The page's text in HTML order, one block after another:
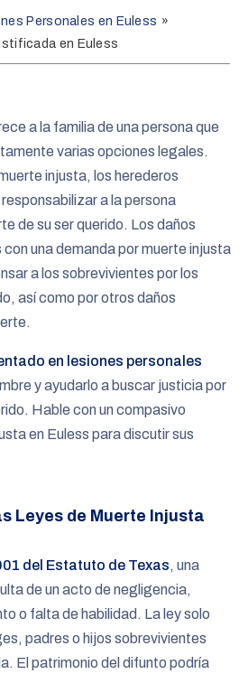
Personales en Euless »
en Euless
a la familia de una persona que
varias opciones legales.
injusta, los herederos
a la persona
de su ser querido. Los daños
una demanda por muerte injusta
a los sobrevivientes por los
así como por otros daños
en lesiones personales
y ayudarlo a buscar justicia por
Hable con un compasivo
en Euless para discutir sus
Leyes de Muerte Injusta
del Estatuto de Texas, una
de un acto de negligencia,
o falta de habilidad. La ley solo
padres o hijos sobrevivientes
El patrimonio del difunto podría